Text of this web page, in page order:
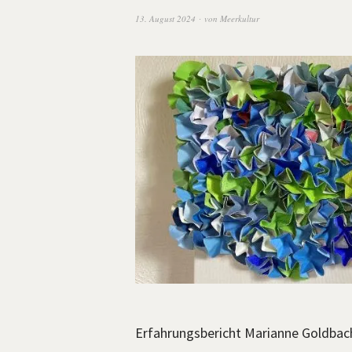
13. August 2024 von Meerkultur
Erfahrungsbericht Marianne